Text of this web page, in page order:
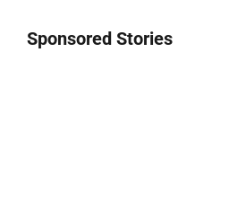
Sponsored Stories